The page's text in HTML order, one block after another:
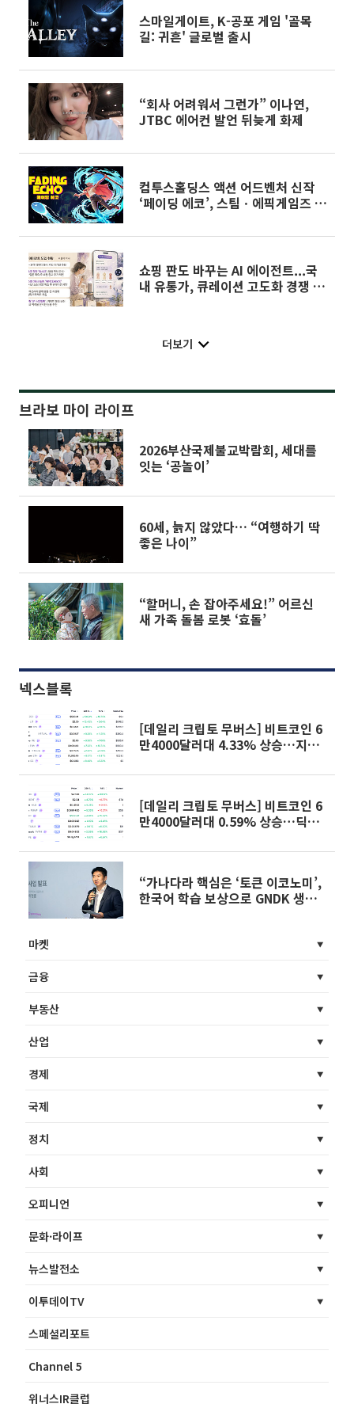
스마일게이트, K-공포 게임 '골목
길: 귀흔' 글로벌 출시
“회사 어려워서 그런가” 이나연,
JTBC 에어컨 발언 뒤늦게 화제
컴투스홀딩스 액션 어드벤처 신작
‘페이딩 에코’, 스팀ㆍ에픽게임즈 스
쇼핑 판도 바꾸는 AI 에이전트...국
내 유통가, 큐레이션 고도화 경쟁 사
더보기
브라보 마이 라이프
2026부산국제불교박람회, 세대를
잇는 ‘공놀이’
60세, 늙지 않았다… “여행하기 딱
좋은 나이”
“할머니, 손 잡아주세요!” 어르신
새 가족 돌봄 로봇 ‘효돌’
넥스블록
[데일리 크립토 무버스] 비트코인 6
만4000달러대 4.33% 상승…지캐
[데일리 크립토 무버스] 비트코인 6
만4000달러대 0.59% 상승…딕시
“가나다라 핵심은 ‘토큰 이코노미’,
한국어 학습 보상으로 GNDK 생태
마켓
금융
부동산
산업
경제
국제
정치
사회
오피니언
문화·라이프
뉴스발전소
이투데이TV
스페셜리포트
Channel 5
위너스IR클럽